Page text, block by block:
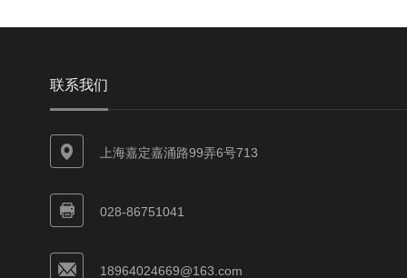
联系我们
上海嘉定嘉涌路99弄6号713
028-86751041
18964024669@163.com